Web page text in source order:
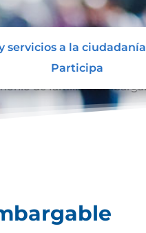
servicios a la ciudadanía
Participa